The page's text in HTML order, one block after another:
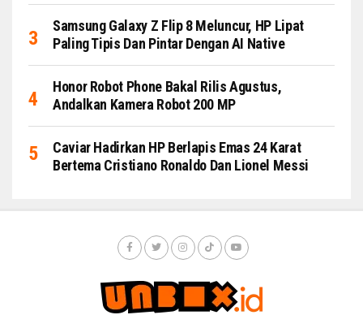
Samsung Galaxy Z Flip 8 Meluncur, HP Lipat
Paling Tipis Dan Pintar Dengan AI Native
Honor Robot Phone Bakal Rilis Agustus,
Andalkan Kamera Robot 200 MP
Caviar Hadirkan HP Berlapis Emas 24 Karat
Bertema Cristiano Ronaldo Dan Lionel Messi